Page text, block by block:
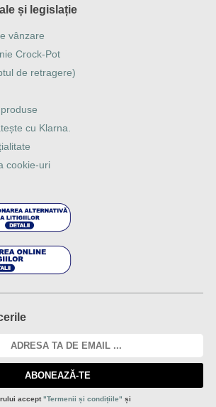
și legislație
vânzare
Crock-Pot
de retragere)
cu Klarna.
cookie-uri
ABONEAZĂ-TE
accept"Termenii și condițiile" și